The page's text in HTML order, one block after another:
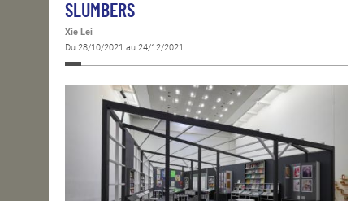
SLUMBERS
Xie Lei
Du 28/10/2021 au 24/12/2021